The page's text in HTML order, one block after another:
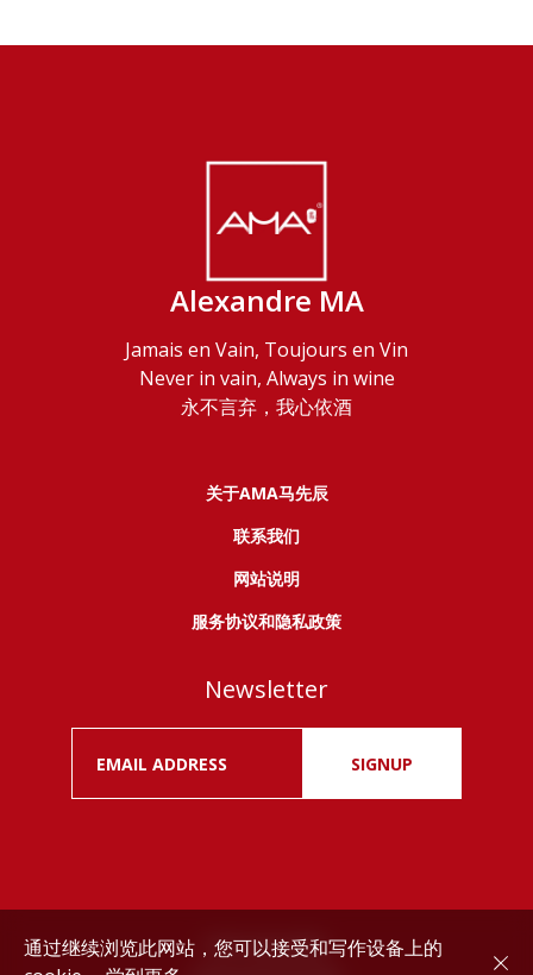
Alexandre MA
Jamais en Vain, Toujours en Vin
Never in vain, Always in wine
永不言弃，我心依酒
关于AMA马先辰
联系我们
网站说明
服务协议和隐私政策
Newsletter
SIGNUP
Drink responsibly.
通过继续浏览此网站，您可以接受和写作设备上的